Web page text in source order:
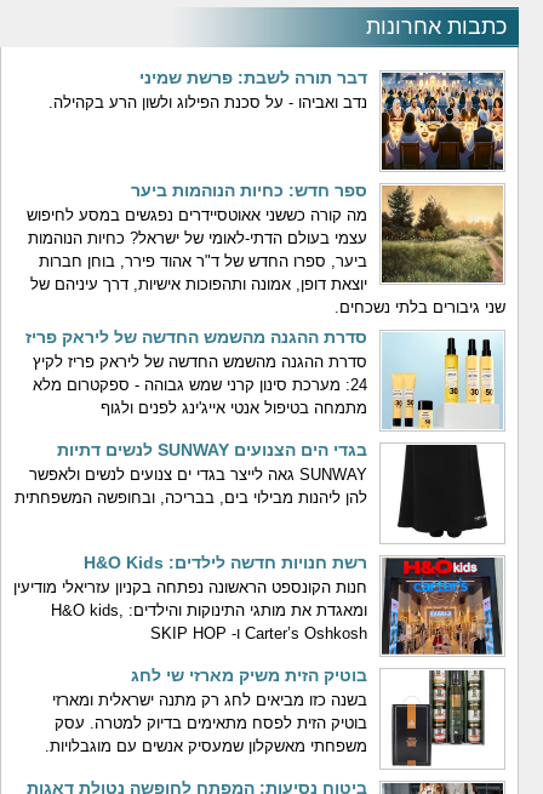
כתבות אחרונות
דבר תורה לשבת: פרשת שמיני
נדב ואביהו - על סכנת הפילוג ולשון הרע בקהילה.
ספר חדש: כחיות הנוהמות ביער
מה קורה כששני אאוטסיידרים נפגשים במסע לחיפוש
עצמי בעולם הדתי-לאומי של ישראל? כחיות הנוהמות
ביער, ספרו החדש של ד"ר אהוד פירר, בוחן חברות
יוצאת דופן, אמונה ותהפוכות אישיות, דרך עיניהם של
שני גיבורים בלתי נשכחים.
סדרת ההגנה מהשמש החדשה של ליראק פריז
סדרת ההגנה מהשמש החדשה של ליראק פריז לקיץ
24: מערכת סינון קרני שמש גבוהה - ספקטרום מלא
מתמחה בטיפול אנטי אייג'ינג לפנים ולגוף
בגדי הים הצנועים SUNWAY לנשים דתיות
SUNWAY גאה לייצר בגדי ים צנועים לנשים ולאפשר
להן ליהנות מבילוי בים, בבריכה, ובחופשה המשפחתית
רשת חנויות חדשה לילדים: H&O Kids
חנות הקונספט הראשונה נפתחה בקניון עזריאלי מודיעין
ומאגדת את מותגי התינוקות והילדים: H&O kids,
Carter’s Oshkosh ו- SKIP HOP
בוטיק הזית משיק מארזי שי לחג
בשנה כזו מביאים לחג רק מתנה ישראלית ומארזי
בוטיק הזית לפסח מתאימים בדיוק למטרה. עסק
משפחתי מאשקלון שמעסיק אנשים עם מוגבלויות.
ביטוח נסיעות: המפתח לחופשה נטולת דאגות